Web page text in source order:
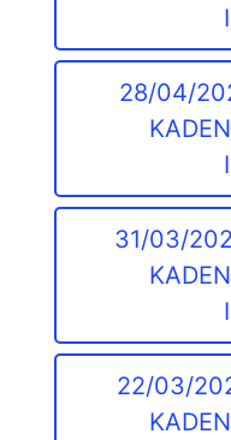
28/04/
31/03/
22/03/